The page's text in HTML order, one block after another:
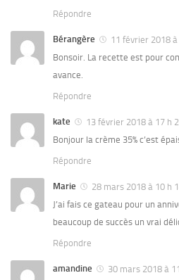
Répondre
Bérangère
11 février 2018
Bonsoir. La recette est pour
avance.
Répondre
kate
13 février 2018 à 17 h
Bonjour la crème 35% c’est
Répondre
Marie
28 mars 2018 à 10 h
J’ai fais ce gateau pour un
beaucoup de succès un vrai
Répondre
amandine
30 mars 2018 à